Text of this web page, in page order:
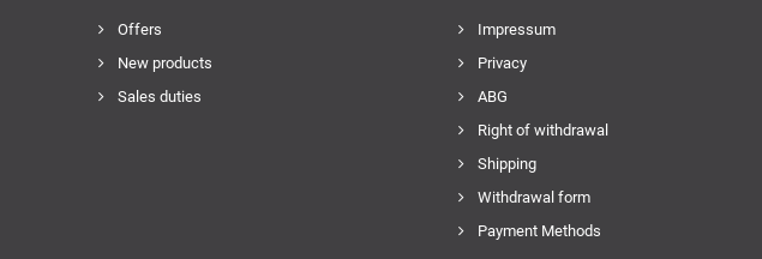
Offers
New products
Sales duties
Impressum
Privacy
ABG
Right of withdrawal
Shipping
Withdrawal form
Payment Methods